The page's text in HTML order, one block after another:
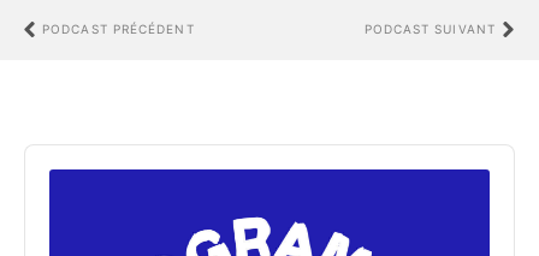
PODCAST PRÉCÉDENT PODCAST SUIVANT
Audio
Player